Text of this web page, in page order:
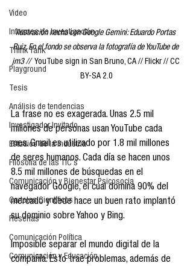
Video
Informes de investigación
Think Tank
Playground
Tesis
Análisis de tendencias
Investigador Invitado
Estudios de la industria
Filosofía de las TIC´s
Comunicación y Bienestar Psicosocia
Carteles Científicos
Reseñas
Comunicación Política
Comunicación y Educación
Ilustración hecha con Google Gemini: Eduardo Portas
Ruiz, En el fondo se observa la fotografía de YouTube de
jm3 // YouTube sign in San Bruno, CA // Flickr // CC
BY-SA 2.0
La frase no es exagerada. Unas 2.5 mil
millones de personas usan YouTube cada
mes. Gmail es utilizado por 1.8 mil millones
de seres humanos. Cada día se hacen unos
8.5 mil millones de búsquedas en el
navegador Google, el cual domina 90% del
mercado y dede hace un buen rato implantó
su dominio sobre Yahoo y Bing.
Imposible separar el mundo digital de la
compañía. Esto trae problemas, además de